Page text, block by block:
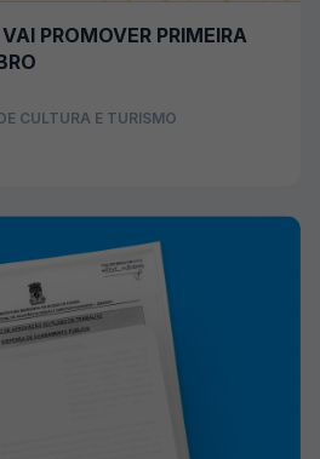
PROMOVER PRIMEIRA
CULTURA E TURISMO